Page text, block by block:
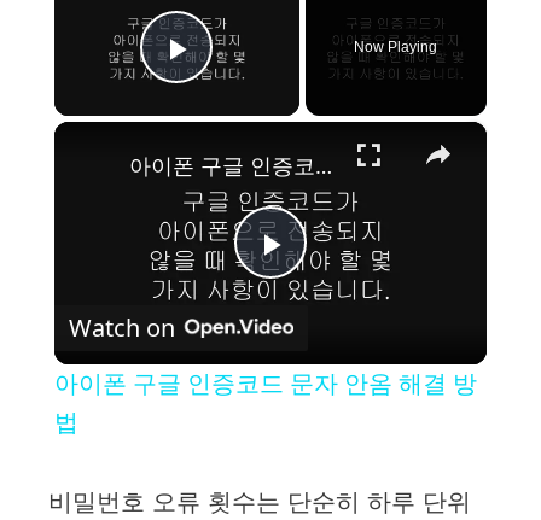
Play Video
Now Playing
×
P
y
아이폰 구글 인증코드 문자 안옴 해결 방법
Watch on
아이폰 구글 인증코드 문자 안옴 해결 방
법
비밀번호 오류 횟수는 단순히 하루 단위